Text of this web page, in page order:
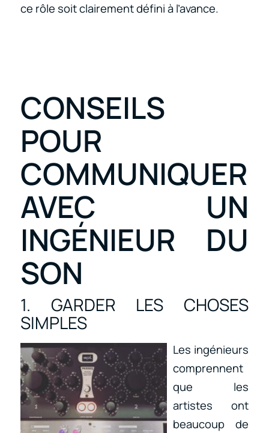
ce rôle soit clairement défini à l’avance.
CONSEILS
POUR
COMMUNIQUER
AVEC UN
INGÉNIEUR DU
SON
1. GARDER LES CHOSES
SIMPLES
Les ingénieurs
comprennent
que les
artistes ont
beaucoup de